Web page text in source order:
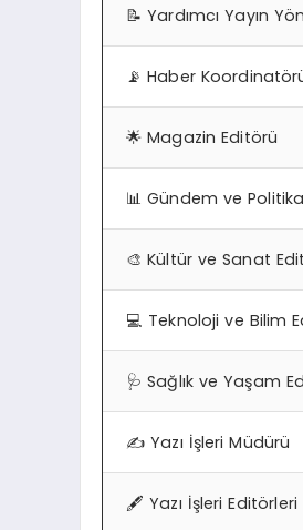
📝 Yardımcı Yayın
📡 Haber
🌟 Magazin Editörü
📊 Gündem ve
🎨 Kültür ve Sanat
💻 Teknoloji ve Bilim
🩺 Sağlık ve Yaşam
✍️ Yazı İşleri Müdürü
🖋️ Yazı İşleri Editörleri